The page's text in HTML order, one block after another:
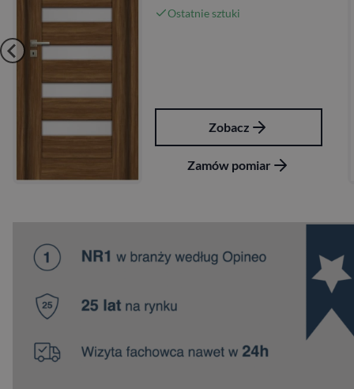
Ostatnie sztuki